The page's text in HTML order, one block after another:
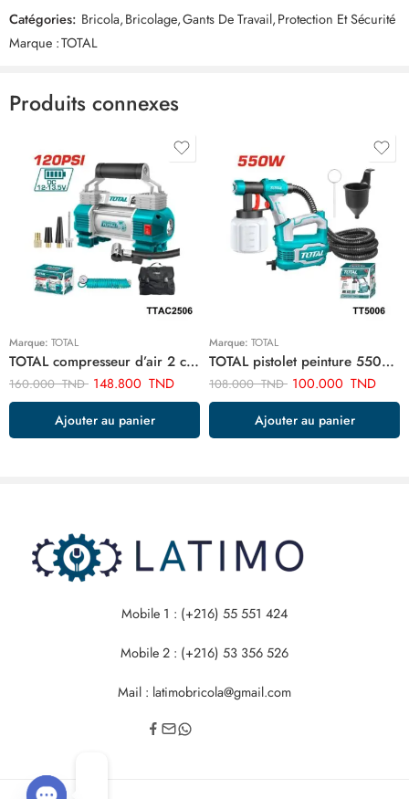
Commentaires
Il n'y a pas encore de critiques.
Catégories: Bricola,Bricolage,Gants De Travail,Protection Et Sécurité
Marque :TOTAL
Produits connexes
Marque: TOTAL
TOTAL compresseur d’air 2 cylindre TTAC2506
160.000TND 148.800 TND
Ajouter au panier
Marque: TOTAL
TOTAL pistolet peinture 550w TT5006
108.000TND 100.000 TND
Ajouter au panier
Mobile 1 : (+216) 55 551 424
Mobile 2 : (+216) 53 356 526
Mail : latimobricola@gmail.com